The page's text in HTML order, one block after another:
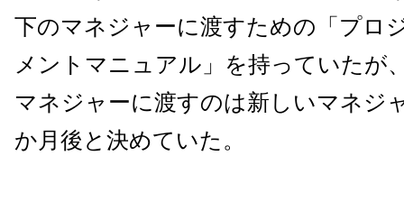
下のマネジャーに渡すための「プロ
メントマニュアル」を持っていたが
マネジャーに渡すのは新しいマネジ
か月後と決めていた。